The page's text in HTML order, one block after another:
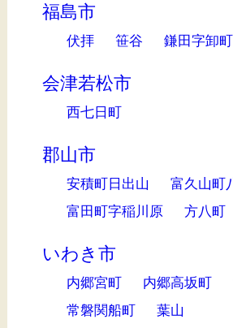
福島市
伏拝 笹谷 鎌田字卸町
会津若松市
西七日町
郡山市
安積町日出山
富久山町
富田町字稲川原
方八町
いわき市
内郷宮町 内郷高坂町
常磐関船町
葉山